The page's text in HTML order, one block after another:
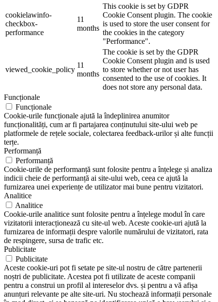
cookielawinfo-
checkbox-
performance
11
months
This cookie is set by GDPR
Cookie Consent plugin. The cookie
is used to store the user consent for
the cookies in the category
"Performance".
viewed_cookie_policy
11
months
The cookie is set by the GDPR
Cookie Consent plugin and is used
to store whether or not user has
consented to the use of cookies. It
does not store any personal data.
Funcționale
Funcționale
Cookie-urile funcționale ajută la îndeplinirea anumitor
funcționalități, cum ar fi partajarea conținutului site-ului web pe
platformele de rețele sociale, colectarea feedback-urilor și alte funcții
terțe.
Performanță
Performanță
Cookie-urile de performanță sunt folosite pentru a înțelege și analiza
indicii cheie de performanță ai site-ului web, ceea ce ajută la
furnizarea unei experiențe de utilizator mai bune pentru vizitatori.
Analitice
Analitice
Cookie-urile analitice sunt folosite pentru a înțelege modul în care
vizitatorii interacționează cu site-ul web. Aceste cookie-uri ajută la
furnizarea de informații despre valorile numărului de vizitatori, rata
de respingere, sursa de trafic etc.
Publicitate
Publicitate
Aceste cookie-uri pot fi setate pe site-ul nostru de către partenerii
noștri de publicitate. Acestea pot fi utilizate de aceste companii
pentru a construi un profil al intereselor dvs. și pentru a vă afișa
anunțuri relevante pe alte site-uri. Nu stochează informații personale